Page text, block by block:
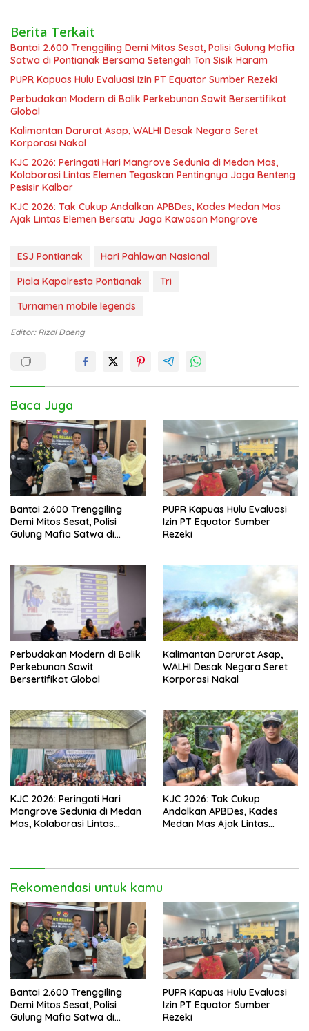
Berita Terkait
Bantai 2.600 Trenggiling Demi Mitos Sesat, Polisi Gulung Mafia
Satwa di Pontianak Bersama Setengah Ton Sisik Haram
PUPR Kapuas Hulu Evaluasi Izin PT Equator Sumber Rezeki
Perbudakan Modern di Balik Perkebunan Sawit Bersertifikat
Global
Kalimantan Darurat Asap, WALHI Desak Negara Seret
Korporasi Nakal
KJC 2026: Peringati Hari Mangrove Sedunia di Medan Mas,
Kolaborasi Lintas Elemen Tegaskan Pentingnya Jaga Benteng
Pesisir Kalbar
KJC 2026: Tak Cukup Andalkan APBDes, Kades Medan Mas
Ajak Lintas Elemen Bersatu Jaga Kawasan Mangrove
ESJ Pontianak
Hari Pahlawan Nasional
Piala Kapolresta Pontianak
Tri
Turnamen mobile legends
Editor: Rizal Daeng
Baca Juga
Bantai 2.600 Trenggiling
Demi Mitos Sesat, Polisi
Gulung Mafia Satwa di
PUPR Kapuas Hulu Evaluasi
Izin PT Equator Sumber
Rezeki
Perbudakan Modern di Balik
Perkebunan Sawit
Bersertifikat Global
Kalimantan Darurat Asap,
WALHI Desak Negara Seret
Korporasi Nakal
KJC 2026: Peringati Hari
Mangrove Sedunia di Medan
Mas, Kolaborasi Lintas
KJC 2026: Tak Cukup
Andalkan APBDes, Kades
Medan Mas Ajak Lintas
Rekomendasi untuk kamu
Bantai 2.600 Trenggiling
Demi Mitos Sesat, Polisi
Gulung Mafia Satwa di
PUPR Kapuas Hulu Evaluasi
Izin PT Equator Sumber
Rezeki